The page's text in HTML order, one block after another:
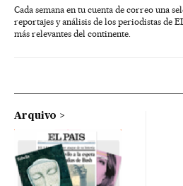
Cada semana en tu cuenta de correo una
reportajes y análisis de los periodistas de
más relevantes del continente.
Arquivo